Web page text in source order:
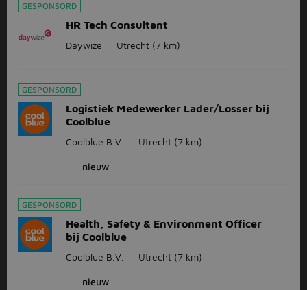
GESPONSORD
HR Tech Consultant
Daywize Utrecht (7 km)
GESPONSORD
Logistiek Medewerker Lader/Losser bij
Coolblue
Coolblue B.V. Utrecht (7 km)
nieuw
GESPONSORD
Health, Safety & Environment Officer
bij Coolblue
Coolblue B.V. Utrecht (7 km)
nieuw